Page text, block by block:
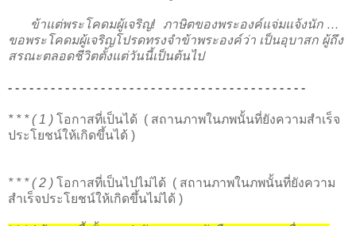
ข้าแต่พระโคดมผู้เจริญ! ภาษิตของพระองค์แจ่มแจ้งนัก …
ขอพระโคดมผู้เจริญโปรดทรงจำข้าพระองค์ว่า เป็นอุบาสก ผู้ถึง
สรณะตลอดชีวิตตั้งแต่วันนี้เป็นต้นไป
- - - - - - - - - - - - - - - - - - - - - - - - - - - - - - - - - - - - - - - - - -
* * * ( 1 ) โอกาสที่เป็นได้ ( สถานภาพในภพนั้นที่ยังความสำเร็จ
ประโยชน์ให้เกิดขึ้นได้ )
* * * ( 2 ) โอกาสที่เป็นไปไม่ได้ ( สถานภาพในภพนั้นที่ยังความ
สำเร็จประโยชน์ให้เกิดขึ้นไม่ได้ )